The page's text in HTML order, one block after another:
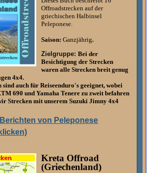
Offroadstrecken auf der
griechischen Halbinsel
Peleponese.
Saison:Ganzjährig.
Zielgruppe: Bei der
Besichtigung der Strecken
waren alle Strecken breit genug
4x4.
sind auch für Reiseenduro's geeignet, wobei
690 und Yamaha Tenere zu zweit befahren
Strecken mit unserem Suzuki Jimny 4x4
von Peleponese
Kreta Offroad
(Griechenland)